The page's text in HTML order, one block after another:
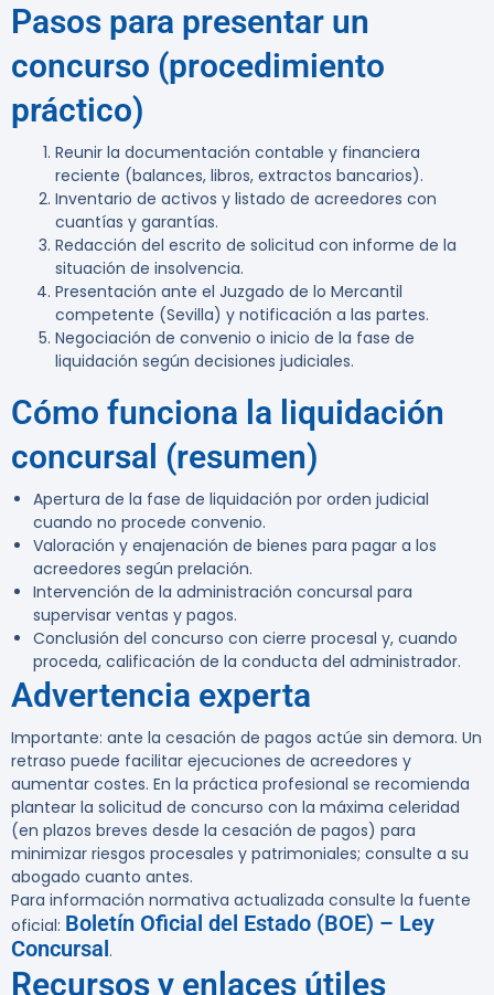
Pasos para presentar un
concurso (procedimiento
práctico)
Reunir la documentación contable y financiera
reciente (balances, libros, extractos bancarios).
Inventario de activos y listado de acreedores con
cuantías y garantías.
Redacción del escrito de solicitud con informe de la
situación de insolvencia.
Presentación ante el Juzgado de lo Mercantil
competente (Sevilla) y notificación a las partes.
Negociación de convenio o inicio de la fase de
liquidación según decisiones judiciales.
Cómo funciona la liquidación
concursal (resumen)
Apertura de la fase de liquidación por orden judicial
cuando no procede convenio.
Valoración y enajenación de bienes para pagar a los
acreedores según prelación.
Intervención de la administración concursal para
supervisar ventas y pagos.
Conclusión del concurso con cierre procesal y, cuando
proceda, calificación de la conducta del administrador.
Advertencia experta
Importante: ante la cesación de pagos actúe sin demora. Un
retraso puede facilitar ejecuciones de acreedores y
aumentar costes. En la práctica profesional se recomienda
plantear la solicitud de concurso con la máxima celeridad
(en plazos breves desde la cesación de pagos) para
minimizar riesgos procesales y patrimoniales; consulte a su
abogado cuanto antes.
Para información normativa actualizada consulte la fuente
oficial: Boletín Oficial del Estado (BOE) – Ley
Concursal.
Recursos y enlaces útiles